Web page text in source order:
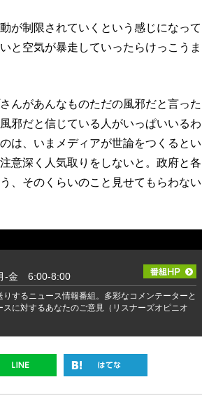
が制限されていくという感じになって
と空気が暴走していったらけっこうま
んがあんなものただの風邪だと言った
邪だと信じている人がいっぱいいるわ
は、いまメディアが世論をつくるとい
意深く人気取りをしないと。政府と各
、そのくらいのこと見せてもらわない
-金 6:00-8:00
するニュース情報番組。多彩なコメンテーターと
に対するあなたのご意見（リスナーズオピニオ